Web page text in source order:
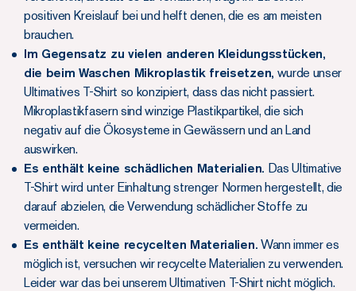
positiven Kreislauf bei und helft denen, die es am meisten
brauchen.
Im Gegensatz zu vielen anderen Kleidungsstücken,
die beim Waschen Mikroplastik freisetzen, wurde unser
Ultimatives T-Shirt so konzipiert, dass das nicht passiert.
Mikroplastikfasern sind winzige Plastikpartikel, die sich
negativ auf die Ökosysteme in Gewässern und an Land
auswirken.
Es enthält keine schädlichen Materialien. Das Ultimative
T-Shirt wird unter Einhaltung strenger Normen hergestellt, die
darauf abzielen, die Verwendung schädlicher Stoffe zu
vermeiden.
Es enthält keine recycelten Materialien. Wann immer es
möglich ist, versuchen wir recycelte Materialien zu verwenden.
Leider war das bei unserem Ultimativen T-Shirt nicht möglich.